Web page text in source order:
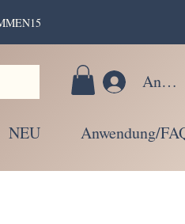
NEU Anwendung/